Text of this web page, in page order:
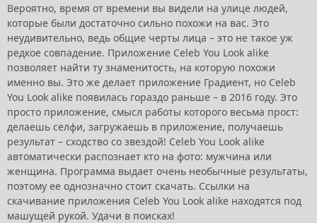
Вероятно, время от времени вы видели на улице людей,
которые были достаточно сильно похожи на вас. Это
неудивительно, ведь общие черты лица – это не такое уж
редкое совпадение. Приложение Celeb You Look alike
позволяет найти ту знаменитость, на которую похожи
именно вы. Это же делает приложение Градиент, но Celeb
You Look alike появилась гораздо раньше – в 2016 году. Это
просто приложение, смысл работы которого весьма прост:
делаешь селфи, загружаешь в приложение, получаешь
результат – сходство со звездой! Celeb You Look alike
автоматически распознает кто на фото: мужчина или
женщина. Программа выдает очень необычные результаты,
поэтому ее однозначно стоит скачать. Ссылки на
скачивание приложения Celeb You Look alike находятся под
машущей рукой. Удачи в поисках!